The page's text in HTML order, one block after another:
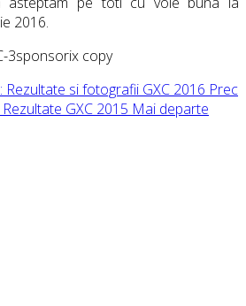
2016.
si fotografii GXC 2016 Prec
GXC 2015 Mai departe